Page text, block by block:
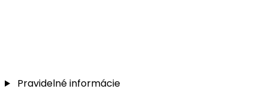
Pravidelné informácie